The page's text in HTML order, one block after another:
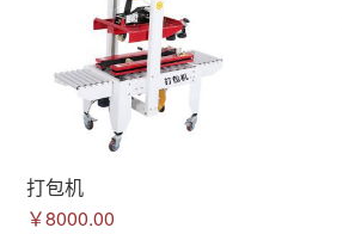
打包机
￥8000.00